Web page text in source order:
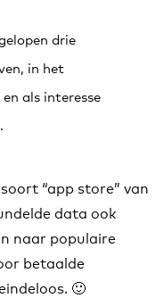
drie
in het
als interesse
“app store” van
data ook
naar populaire
betaalde
🙂